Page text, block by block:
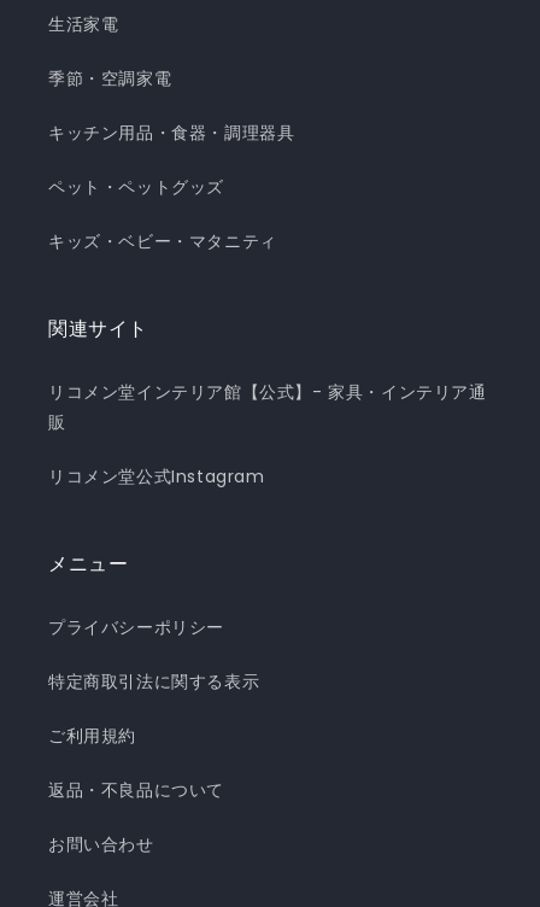
生活家電
季節・空調家電
キッチン用品・食器・調理器具
ペット・ペットグッズ
キッズ・ベビー・マタニティ
関連サイト
リコメン堂インテリア館【公式】- 家具・インテリア通
販
リコメン堂公式Instagram
メニュー
プライバシーポリシー
特定商取引法に関する表示
ご利用規約
返品・不良品について
お問い合わせ
運営会社